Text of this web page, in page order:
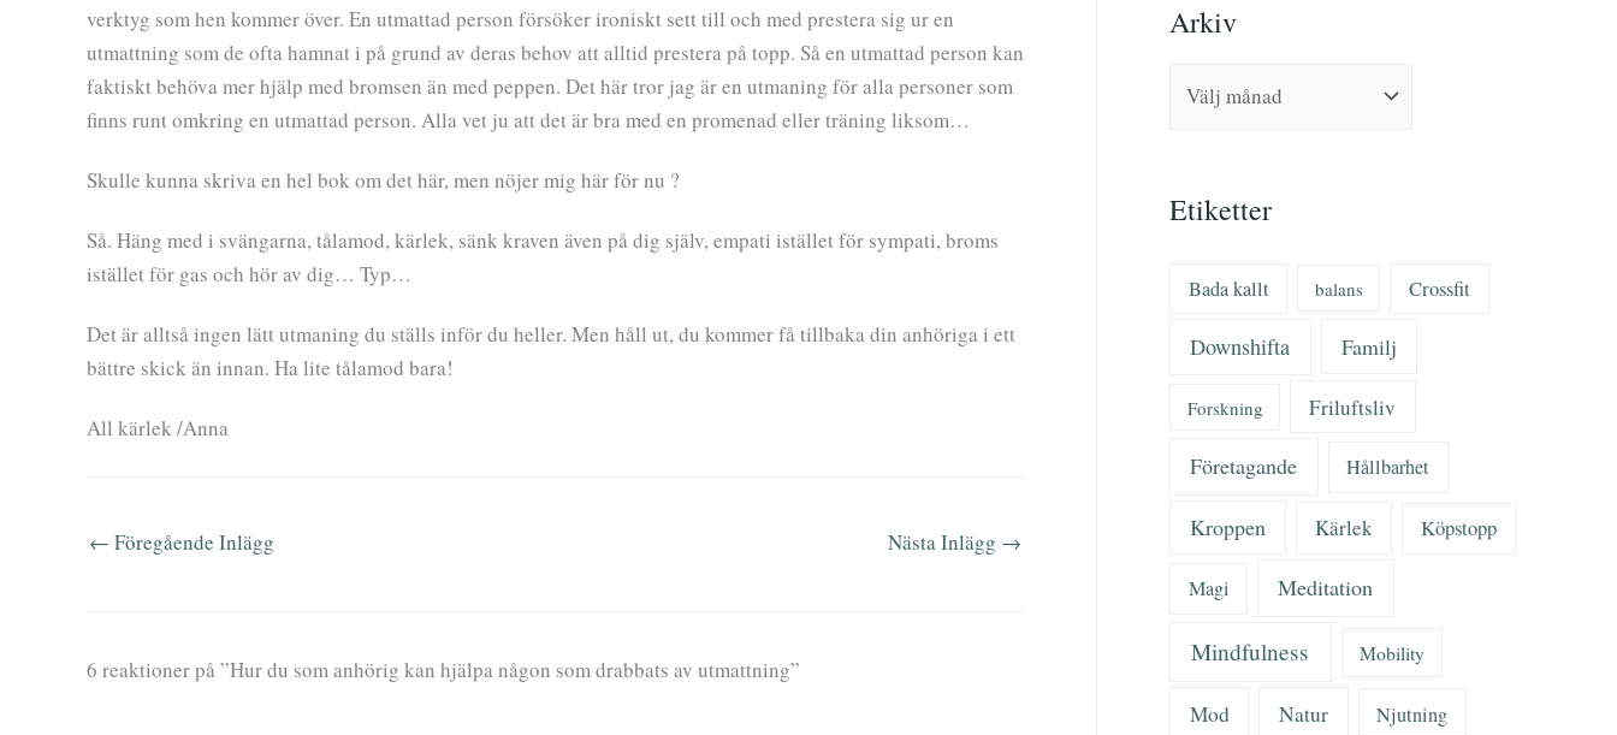
verktyg som hen kommer över. En utmattad person försöker ironiskt sett till och med prestera sig ur en
utmattning som de ofta hamnat i på grund av deras behov att alltid prestera på topp. Så en utmattad person kan
faktiskt behöva mer hjälp med bromsen än med peppen. Det här tror jag är en utmaning för alla personer som
finns runt omkring en utmattad person. Alla vet ju att det är bra med en promenad eller träning liksom…
Skulle kunna skriva en hel bok om det här, men nöjer mig här för nu ?
Så. Häng med i svängarna, tålamod, kärlek, sänk kraven även på dig själv, empati istället för sympati, broms
istället för gas och hör av dig… Typ…
Det är alltså ingen lätt utmaning du ställs inför du heller. Men håll ut, du kommer få tillbaka din anhöriga i ett
bättre skick än innan. Ha lite tålamod bara!
All kärlek /Anna
← Föregående Inlägg Nästa Inlägg →
6 reaktioner på ”Hur du som anhörig kan hjälpa någon som drabbats av utmattning”
Arkiv
Etiketter
Bada kallt balans Crossfit
Downshifta Familj
Forskning Friluftsliv
Företagande Hållbarhet
Kroppen Kärlek Köpstopp
Magi Meditation
Mindfulness Mobility
Mod Natur Njutning